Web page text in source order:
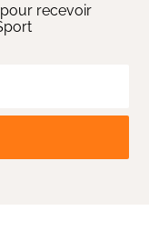
recevoir